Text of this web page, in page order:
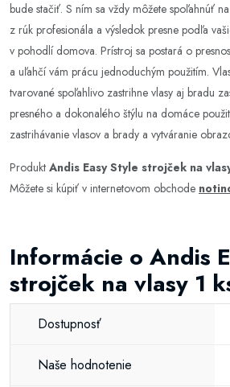
bude stačiť. S ním sa vždy môžete spoľahnúť
z rúk profesionála a výsledok presne podľa
v pohodlí domova. Prístroj sa postará o
a uľahčí vám prácu jednoduchým použitím.
tvarované spoľahlivo zastrihne vlasy aj bradu
presného a dokonalého štýlu na domáce
zastrihávanie vlasov a brady a vytváranie
Produkt Andis Easy Style strojček na
Môžete si kúpiť v internetovom obchode
Informácie o Andis
strojček na vlasy 1
Dostupnosť
Naše hodnotenie